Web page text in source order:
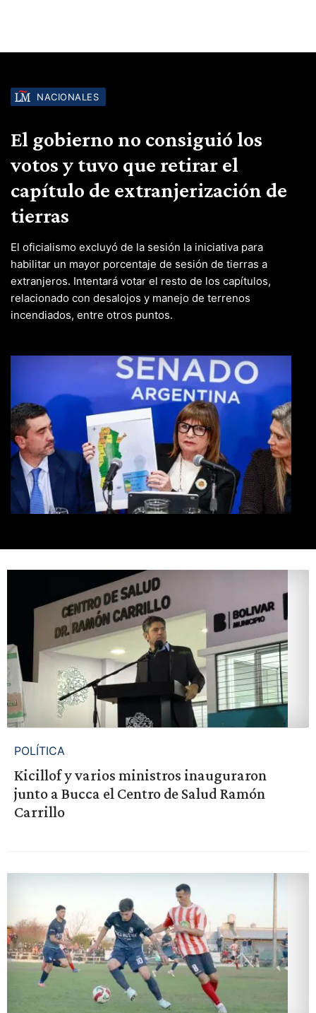
NACIONALES
El gobierno no consiguió los
votos y tuvo que retirar el
capítulo de extranjerización de
tierras
El oficialismo excluyó de la sesión la iniciativa para
habilitar un mayor porcentaje de sesión de tierras a
extranjeros. Intentará votar el resto de los capítulos,
relacionado con desalojos y manejo de terrenos
incendiados, entre otros puntos.
POLÍTICA
Kicillof y varios ministros inauguraron
junto a Bucca el Centro de Salud Ramón
Carrillo